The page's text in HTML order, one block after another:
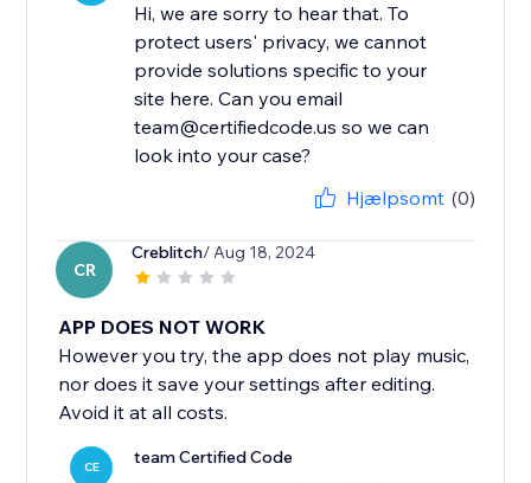
Hi, we are sorry to hear that. To
protect users' privacy, we cannot
provide solutions specific to your
site here. Can you email
team@certifiedcode.us so we can
look into your case?
Hjælpsomt (0)
CR
Creblitch/ Aug 18, 2024
APP DOES NOT WORK
However you try, the app does not play music,
nor does it save your settings after editing.
Avoid it at all costs.
CE team Certified Code